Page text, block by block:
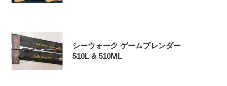
シーウォーク ゲームブレンダー
510L & 510ML